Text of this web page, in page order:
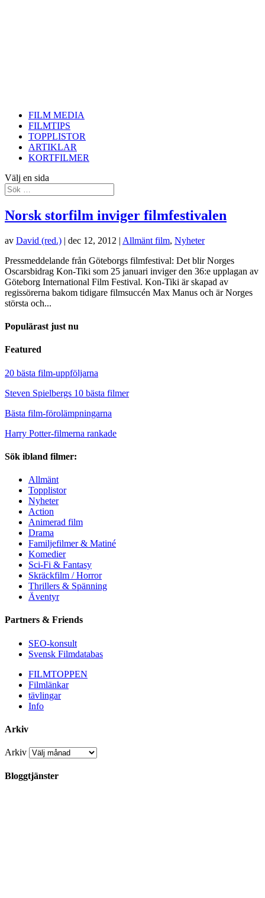
FILM MEDIA
FILMTIPS
TOPPLISTOR
ARTIKLAR
KORTFILMER
Välj en sida
Norsk storfilm inviger filmfestivalen
av David (red.) | dec 12, 2012 | Allmänt film, Nyheter
Pressmeddelande från Göteborgs filmfestival: Det blir Norges
Oscarsbidrag Kon-Tiki som 25 januari inviger den 36:e upplagan av
Göteborg International Film Festival. Kon-Tiki är skapad av
regissörerna bakom tidigare filmsuccén Max Manus och är Norges
största och...
Populärast just nu
Featured
20 bästa film-uppföljarna
Steven Spielbergs 10 bästa filmer
Bästa film-förolämpningarna
Harry Potter-filmerna rankade
Sök ibland filmer:
Allmänt
Topplistor
Nyheter
Action
Animerad film
Drama
Familjefilmer & Matiné
Komedier
Sci-Fi & Fantasy
Skräckfilm / Horror
Thrillers & Spänning
Äventyr
Partners & Friends
SEO-konsult
Svensk Filmdatabas
FILMTOPPEN
Filmlänkar
tävlingar
Info
Arkiv
Arkiv
Bloggtjänster